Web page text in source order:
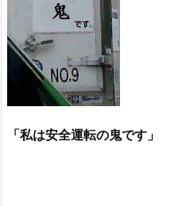
「私は安全運転の鬼です」